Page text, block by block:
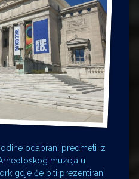
odabrani predmeti iz
muzeja u
gdje će biti prezentirani